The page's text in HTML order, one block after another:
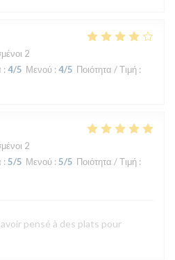
2
: 4/5 Μενού : 4/5 Ποιότητα / Τιμή :
2
: 5/5 Μενού : 5/5 Ποιότητα / Τιμή :
pensé à des plats pour